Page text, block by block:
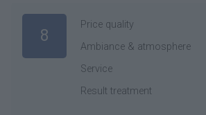
8
Price quality
Ambiance & atmosphere
Service
Result treatment